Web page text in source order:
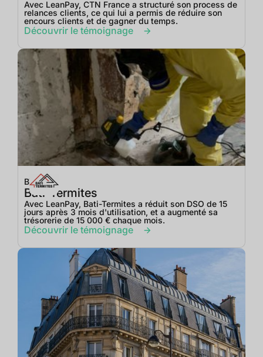
Avec LeanPay, CTN France a structuré son process de
relances clients, ce qui lui a permis de réduire son
encours clients et de gagner du temps.
Découvrir le témoignage
BTP
Bati-Termites
Avec LeanPay, Bati-Termites a réduit son DSO de 15
jours après 3 mois d'utilisation, et a augmenté sa
trésorerie de 15 000 € chaque mois.
Découvrir le témoignage